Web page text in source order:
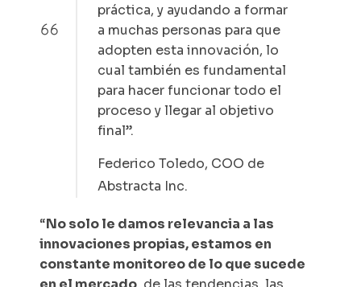
práctica, y ayudando a formar
a muchas personas para que
adopten esta innovación, lo
cual también es fundamental
para hacer funcionar todo el
proceso y llegar al objetivo
final”.
Federico Toledo, COO de
Abstracta Inc.
“No solo le damos relevancia a las
innovaciones propias, estamos en
constante monitoreo de lo que sucede